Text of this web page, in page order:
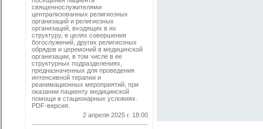
священнослужителями
централизованных религиозных
организаций и религиозных
организаций, входящих в их
структуру, в целях совершения
богослужений, других религиозных
обрядов и церемоний в медицинской
организации, в том числе в ее
структурных подразделениях,
предназначенных для проведения
интенсивной терапии и
реанимационных мероприятий, при
оказании пациенту медицинской
помощи в стационарных условиях.
PDF-версия.
2 апреля 2025 г. 18:00